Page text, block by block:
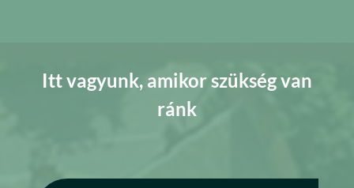
Itt vagyunk, amikor szükség van
ránk